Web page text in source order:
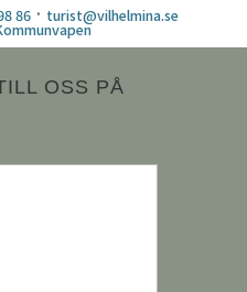
86 · turist@vilhelmina.se
OSS PÅ